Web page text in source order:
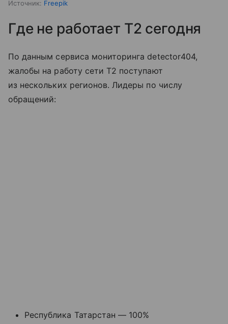
Источник: Freepik
Где не работает T2 сегодня
По данным сервиса мониторинга detector404,
жалобы на работу сети T2 поступают
из нескольких регионов. Лидеры по числу
обращений:
Республика Татарстан — 100%